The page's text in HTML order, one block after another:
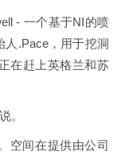
- 一个基于NI的喷
人.Pace，用于挖洞
在赶上英格兰和苏
。
空间在提供由公司